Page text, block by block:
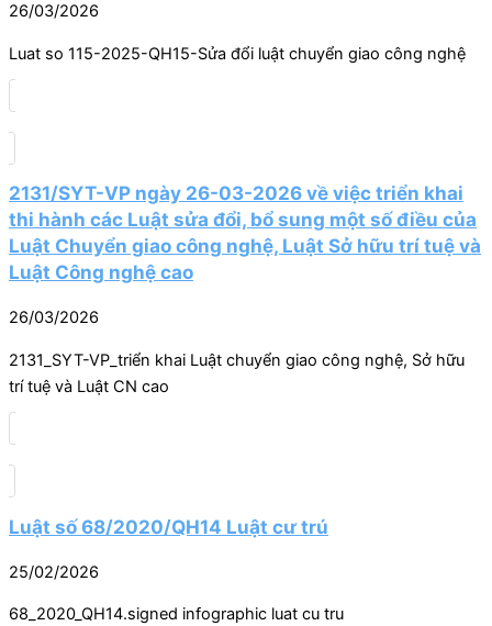
26/03/2026
Luat so 115-2025-QH15-Sửa đổi luật chuyển giao công nghệ
2131/SYT-VP ngày 26-03-2026 về việc triển khai
thi hành các Luật sửa đổi, bổ sung một số điều của
Luật Chuyển giao công nghệ, Luật Sở hữu trí tuệ và
Luật Công nghệ cao
26/03/2026
2131_SYT-VP_triển khai Luật chuyển giao công nghệ, Sở hữu
trí tuệ và Luật CN cao
Luật số 68/2020/QH14 Luật cư trú
25/02/2026
68_2020_QH14.signed infographic luat cu tru